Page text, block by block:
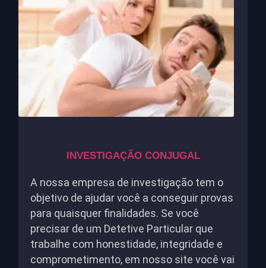
INVESTIGAÇÃO CONJUGAL
A nossa empresa de investigação tem o
objetivo de ajudar você a conseguir provas
para quaisquer finalidades. Se você
precisar de um Detetive Particular que
trabalhe com honestidade, integridade e
comprometimento, em nosso site você vai